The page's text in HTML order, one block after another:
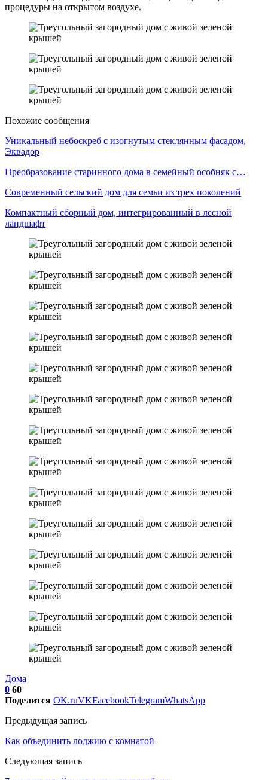
процедуры на открытом воздухе.
Похожие сообщения
Уникальный небоскреб с изогнутым стеклянным фасадом,
Эквадор
Преобразование старинного дома в семейный особняк с…
Современный сельский дом для семьи из трех поколений
Компактный сборный дом, интегрированный в лесной
ландшафт
Дома
0 60
Поделится OK.ruVKFacebookTelegramWhatsApp
Предыдущая запись
Как объединить лоджию с комнатой
Следующая запись